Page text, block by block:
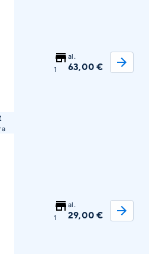
1
al.
63,00 €
1
al.
29,00 €